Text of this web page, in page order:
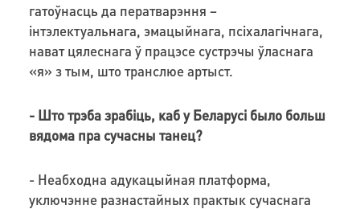
гатоўнасць да ператварэння –
інтэлектуальнага, эмацыйнага, псіхалагічнага,
нават цялеснага ў працэсе сустрэчы ўласнага
«я» з тым, што транслюе артыст.
- Што трэба зрабіць, каб у Беларусі было больш
вядома пра сучасны танец?
- Неабходна адукацыйная платформа,
уключэнне разнастайных практык сучаснага